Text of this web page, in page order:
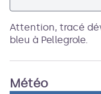
Attention, tracé
bleu à Pellegrole.
Météo